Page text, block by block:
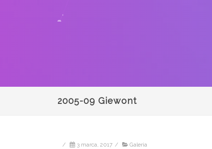
2005-09 Giewont
/ 3 marca, 2017 / Galeria